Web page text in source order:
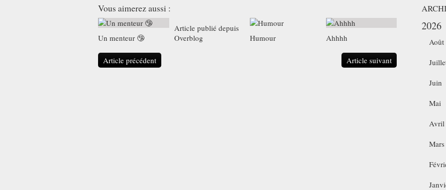
Vous aimerez aussi :
Un menteur 🤥
Article publié depuis
Overblog
Humour Ahhhh
Article précédent Article suivant
2026
Août
Juin
Mai
Avril
Mars